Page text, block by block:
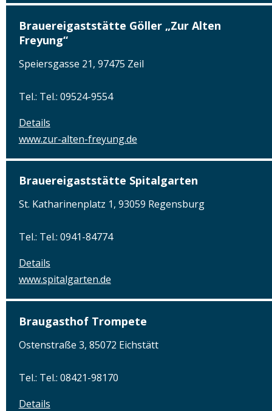
Brauereigaststätte Göller „Zur Alten
Freyung“
Speiersgasse 21, 97475 Zeil
Tel.: Tel.: 09524-9554
Details
www.zur-alten-freyung.de
Brauereigaststätte Spitalgarten
St. Katharinenplatz 1, 93059 Regensburg
Tel.: Tel.: 0941-84774
Details
www.spitalgarten.de
Braugasthof Trompete
Ostenstraße 3, 85072 Eichstätt
Tel.: Tel.: 08421-98170
Details